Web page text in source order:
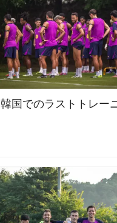
韓国でのラストトレー
FCB